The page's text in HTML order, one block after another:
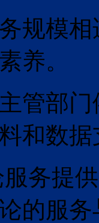
规模
养。
管部
和数
务提
的服